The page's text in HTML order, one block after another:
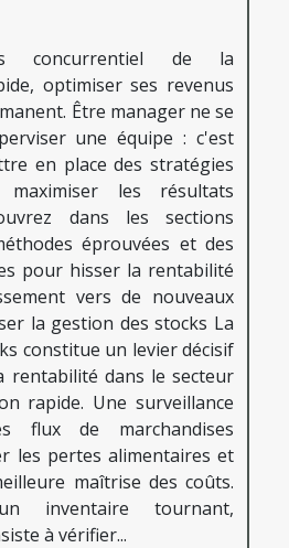
concurrentiel de la
optimiser ses revenus
Être manager ne se
une équipe : c'est
en place des stratégies
maximiser les résultats
dans les sections
éprouvées et des
pour hisser la rentabilité
vers de nouveaux
la gestion des stocks La
constitue un levier décisif
rentabilité dans le secteur
rapide. Une surveillance
flux de marchandises
les pertes alimentaires et
maîtrise des coûts.
inventaire tournant,
à vérifier...